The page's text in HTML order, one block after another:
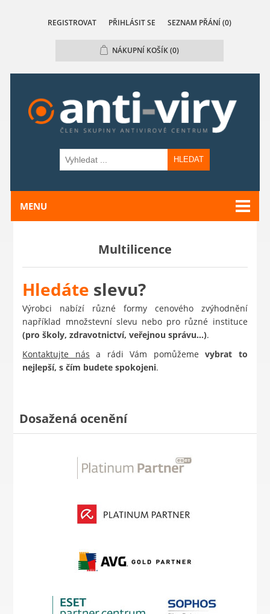
REGISTROVAT PŘIHLÁSIT SE SEZNAM PŘÁNÍ (0)
NÁKUPNÍ KOŠÍK(0)
HLEDAT
MENU
Multilicence
Hledáte slevu?
Výrobci nabízí různé formy cenového zvýhodnění
například množstevní slevu nebo pro různé instituce
(pro školy, zdravotnictví, veřejnou správu…).
Kontaktujte nás a rádi Vám pomůžemevybrat to
nejlepší, s čím budete spokojeni.
Dosažená ocenění